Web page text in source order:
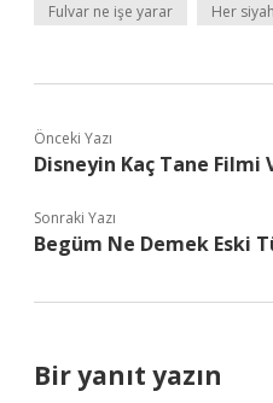
Fulvar ne işe yarar Her
Önceki Yazı
Disneyin Kaç Tane Filmi
Sonraki Yazı
Begüm Ne Demek Eski
Bir yanıt yazın